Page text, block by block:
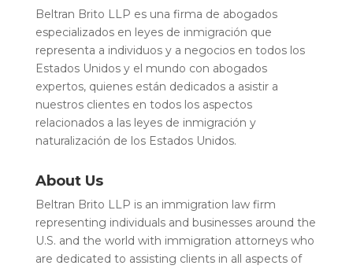
Beltran Brito LLP es una firma de abogados
especializados en leyes de inmigración que
representa a individuos y a negocios en todos los
Estados Unidos y el mundo con abogados
expertos, quienes están dedicados a asistir a
nuestros clientes en todos los aspectos
relacionados a las leyes de inmigración y
naturalización de los Estados Unidos.
About Us
Beltran Brito LLP is an immigration law firm
representing individuals and businesses around the
U.S. and the world with immigration attorneys who
are dedicated to assisting clients in all aspects of